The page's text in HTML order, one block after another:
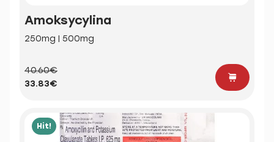
Amoksycylina
250mg | 500mg
40.60€
33.83€
Hit!